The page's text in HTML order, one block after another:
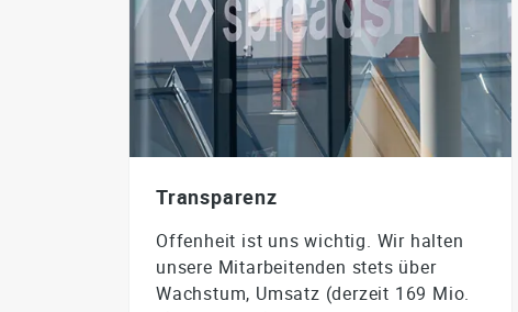
Transparenz
Offenheit ist uns wichtig. Wir halten
unsere Mitarbeitenden stets über
Wachstum, Umsatz (derzeit 169 Mio.